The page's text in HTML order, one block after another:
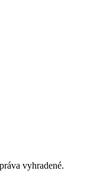
vyhradené.